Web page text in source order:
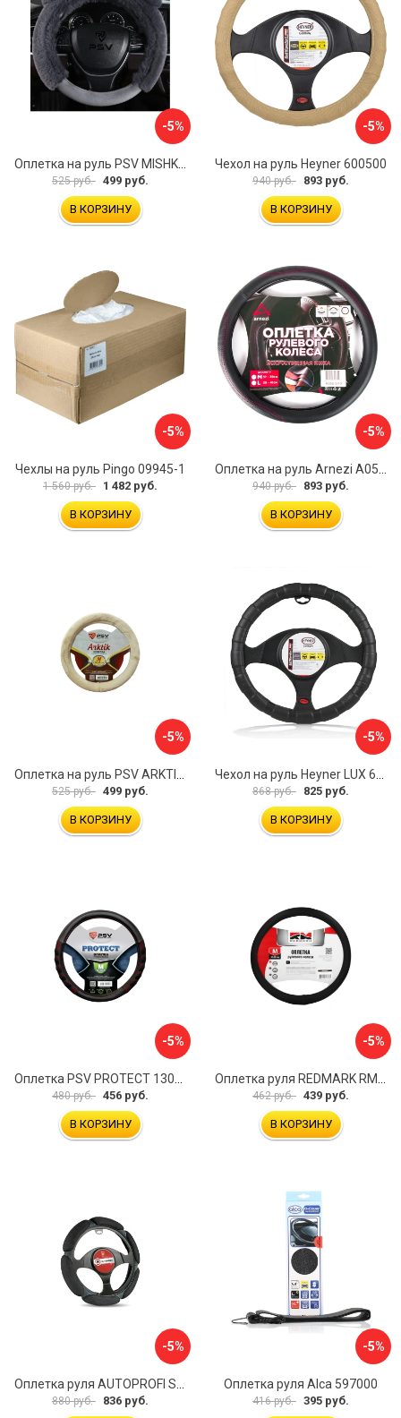
-5%
525 руб. 499 руб.
В КОРЗИНУ
-5%
Чехол на руль Heyner 600500
940 руб. 893 руб.
В КОРЗИНУ
-5%
Чехлы на руль Pingo 09945-1
1 560 руб. 1 482 руб.
В КОРЗИНУ
-5%
940 руб. 893 руб.
В КОРЗИНУ
-5%
525 руб. 499 руб.
В КОРЗИНУ
-5%
868 руб. 825 руб.
В КОРЗИНУ
-5%
Оплетка PSV PROTECT 130503
480 руб. 456 руб.
В КОРЗИНУ
-5%
Оплетка руля REDMARK RM78002
462 руб. 439 руб.
В КОРЗИНУ
-5%
880 руб. 836 руб.
-5%
Оплетка руля Alca 597000
416 руб. 395 руб.